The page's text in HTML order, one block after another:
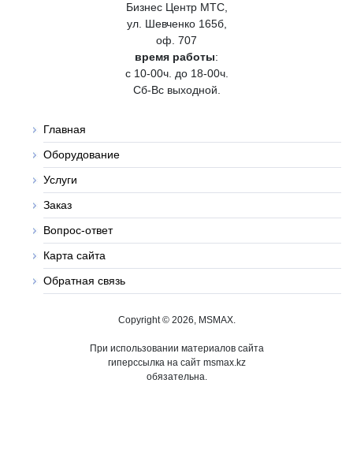
Бизнес Центр МТС,
ул. Шевченко 165б,
оф. 707
время работы:
с 10-00ч. до 18-00ч.
Сб-Вс выходной.
Главная
Оборудование
Услуги
Заказ
Вопрос-ответ
Карта сайта
Обратная связь
Copyright © 2026, MSMAX.
При использовании материалов сайта
гиперссылка на сайт msmax.kz
обязательна.